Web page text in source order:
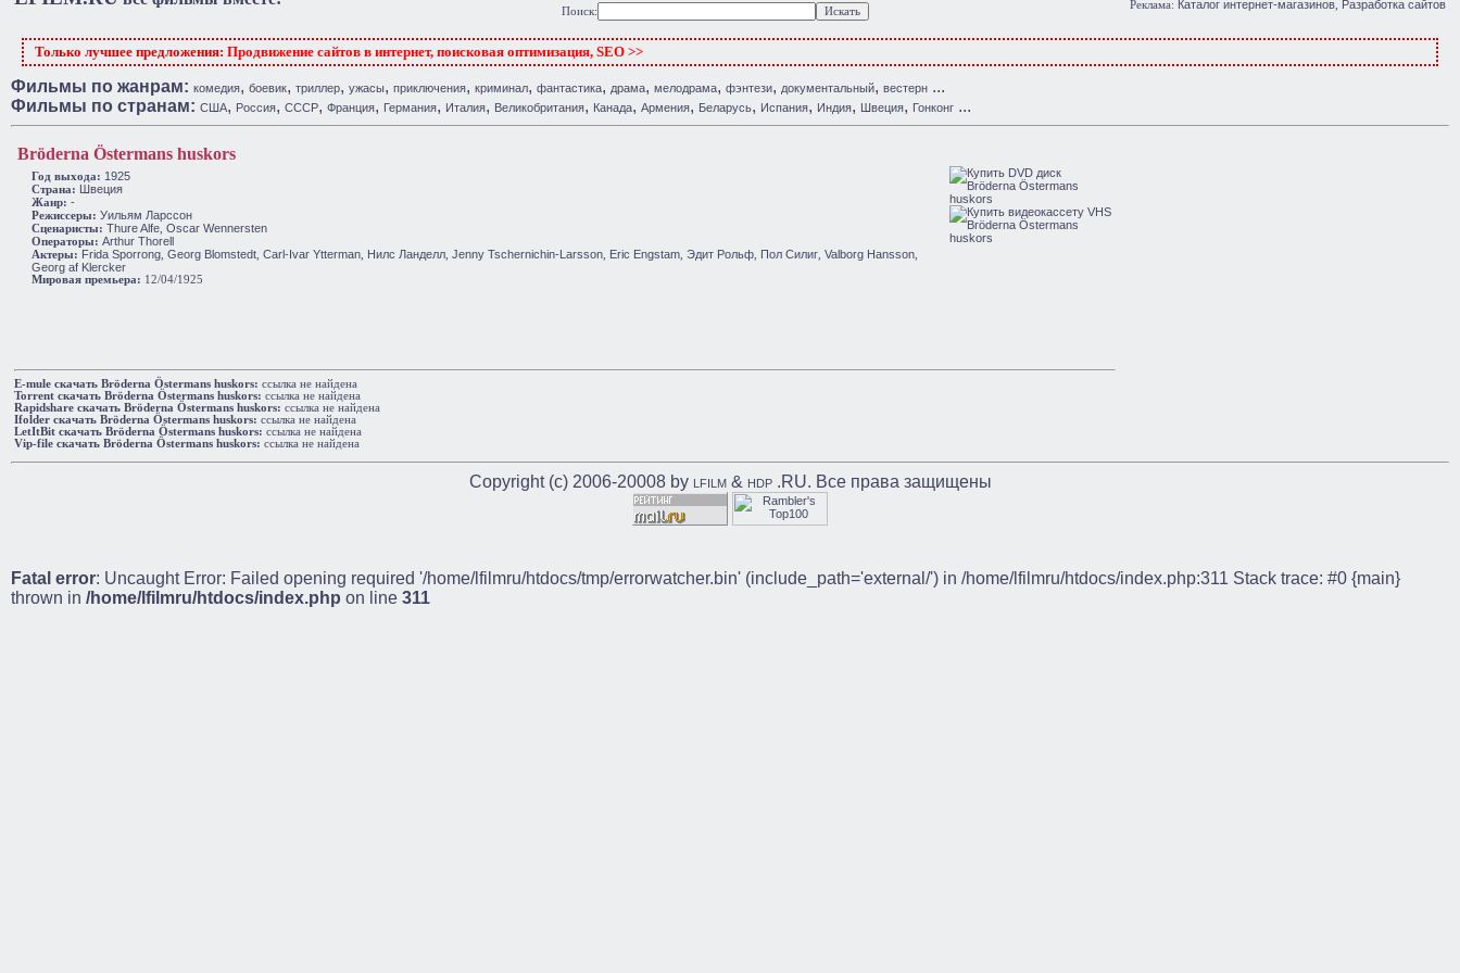
Поиск:
Реклама: Каталог интернет-магазинов Разработка сайтов
Только лучшее предложения: Продвижение сайтов в интернет, поисковая оптимизация, SEO >>
Фильмы по жанрам: комедия, боевик, триллер, ужасы, приключения, криминал, фантастика, драма, мелодрама, фэнтези, документальный, вестерн ...
Фильмы по странам: США, Россия, СССР, Франция, Германия, Италия, Великобритания, Канада, Армения, Беларусь, Испания, Индия, Швеция, Гонконг ...
Bröderna Östermans huskors
Год выхода: 1925
Cтрана: Швеция
Жанр: -
Режиссеры: Уильям Ларссон
Сценаристы: Thure Alfe Oscar Wennersten
Операторы: Arthur Thorell
Актеры: Frida Sporrong Georg Blomstedt Carl-Ivar Ytterman Нилс Ланделл Jenny Tschernichin-Larsson Eric Engstam Эдит Рольф Пол Силиг Valborg Hansson
Georg af Klercker
Мировая премьера: 12/04/1925
E-mule cкачать Bröderna Östermans huskors: ссылка не найдена
Torrent cкачать Bröderna Östermans huskors: ссылка не найдена
Rapidshare cкачать Bröderna Östermans huskors: ссылка не найдена
Ifolder cкачать Bröderna Östermans huskors: ссылка не найдена
LetItBit cкачать Bröderna Östermans huskors: ссылка не найдена
Vip-file cкачать Bröderna Östermans huskors: ссылка не найдена
Copyright (c) 2006-20008 by LFILM& HDP.RU. Все права защищены
Fatal error: Uncaught Error: Failed opening required '/home/lfilmru/htdocs/tmp/errorwatcher.bin' (include_path='external/') in /home/lfilmru/htdocs/index.php:311 Stack trace: #0 {main}
thrown in /home/lfilmru/htdocs/index.php on line 311